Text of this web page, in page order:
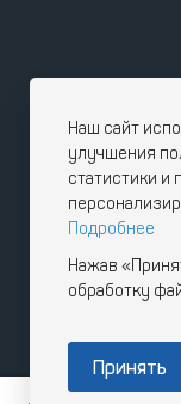
Наш сайт
улучшения
статистики и
Подробнее
Нажав
обработку
Принять